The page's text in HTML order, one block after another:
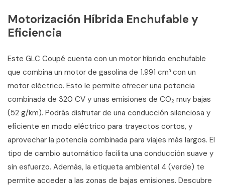
Motorización Híbrida Enchufable y
Eficiencia
Este GLC Coupé cuenta con un motor híbrido enchufable
que combina un motor de gasolina de 1.991 cm³ con un
motor eléctrico. Esto le permite ofrecer una potencia
combinada de 320 CV y unas emisiones de CO₂ muy bajas
(52 g/km). Podrás disfrutar de una conducción silenciosa y
eficiente en modo eléctrico para trayectos cortos, y
aprovechar la potencia combinada para viajes más largos. El
tipo de cambio automático facilita una conducción suave y
sin esfuerzo. Además, la etiqueta ambiental 4 (verde) te
permite acceder a las zonas de bajas emisiones. Descubre